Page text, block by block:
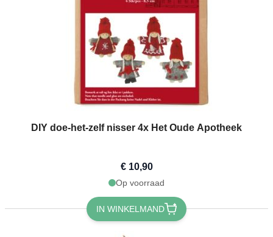
DIY doe-het-zelf nisser 4x Het Oude Apotheek
€ 10,90
Op voorraad
IN WINKELMAND